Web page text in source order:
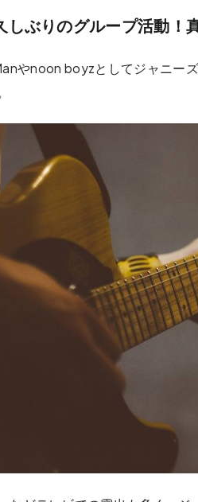
ぶりのグループ活動！
やnoon boyzとしてジャニー